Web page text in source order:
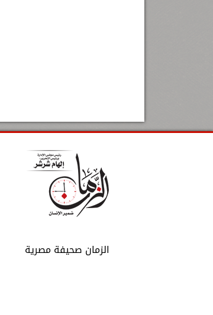
الزمان صحيفة مصرية